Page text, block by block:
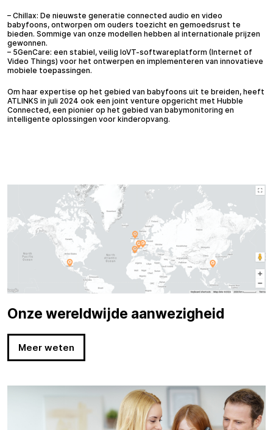
– Chillax: De nieuwste generatie connected audio en video
babyfoons, ontworpen om ouders toezicht en gemoedsrust te
bieden. Sommige van onze modellen hebben al internationale prijzen
gewonnen.
– 5GenCare: een stabiel, veilig IoVT-softwareplatform (Internet of
Video Things) voor het ontwerpen en implementeren van innovatieve
mobiele toepassingen.
Om haar expertise op het gebied van babyfoons uit te breiden, heeft
ATLINKS in juli 2024 ook een joint venture opgericht met Hubble
Connected, een pionier op het gebied van babymonitoring en
intelligente oplossingen voor kinderopvang.
Onze wereldwijde aanwezigheid
Meer weten